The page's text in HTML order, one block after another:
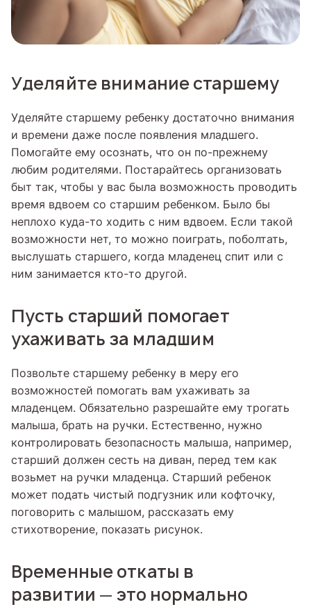
Уделяйте внимание старшему
Уделяйте старшему ребенку достаточно внимания
и времени даже после появления младшего.
Помогайте ему осознать, что он по-прежнему
любим родителями. Постарайтесь организовать
быт так, чтобы у вас была возможность проводить
время вдвоем со старшим ребенком. Было бы
неплохо куда-то ходить с ним вдвоем. Если такой
возможности нет, то можно поиграть, поболтать,
выслушать старшего, когда младенец спит или с
ним занимается кто-то другой.
Пусть старший помогает
ухаживать за младшим
Позвольте старшему ребенку в меру его
возможностей помогать вам ухаживать за
младенцем. Обязательно разрешайте ему трогать
малыша, брать на ручки. Естественно, нужно
контролировать безопасность малыша, например,
старший должен сесть на диван, перед тем как
возьмет на ручки младенца. Старший ребенок
может подать чистый подгузник или кофточку,
поговорить с малышом, рассказать ему
стихотворение, показать рисунок.
Временные откаты в
развитии — это нормально